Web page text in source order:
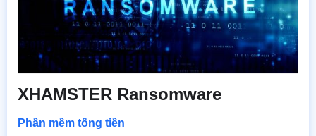
XHAMSTER Ransomware
Phần mềm tống tiền